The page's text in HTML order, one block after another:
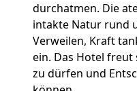
durchatmen. Die
intakte Natur rund
Verweilen, Kraft
ein. Das Hotel freut
zu dürfen und